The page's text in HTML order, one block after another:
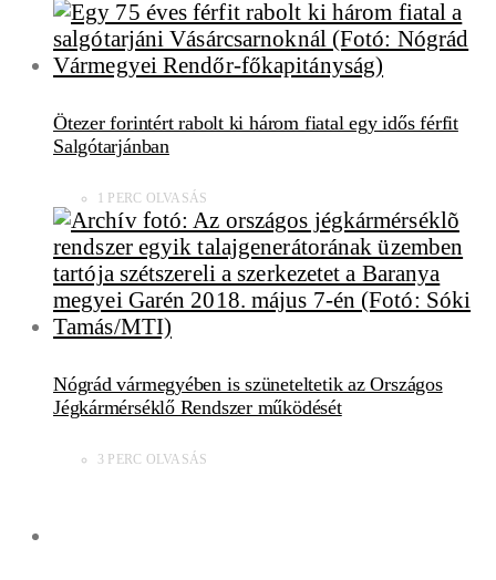
Ötezer forintért rabolt ki három fiatal egy idős férfit
Salgótarjánban
1 PERC OLVASÁS
Nógrád vármegyében is szüneteltetik az Országos
Jégkármérséklő Rendszer működését
3 PERC OLVASÁS